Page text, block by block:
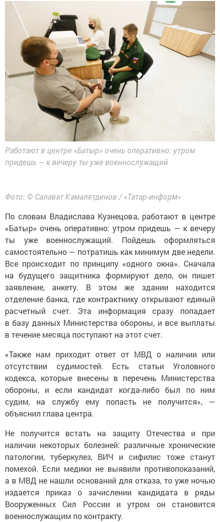
Работают в центре «Батыр» очень оперативно: утром
придешь — к вечеру ты уже военнослужащий
Фото: © Салават Камалетдинов / «Татар-информ»
По словам Владислава Кузнецова, работают в центре
«Батыр» очень оперативно: утром придешь — к вечеру
ты уже военнослужащий. Пойдешь оформляться
самостоятельно — потратишь как минимум две недели.
Все происходит по принципу «одного окна». Сначала
на будущего защитника формируют дело, он пишет
заявление, анкету. В этом же здании находится
отделение банка, где контрактнику открывают единый
расчетный счет. Эта информация сразу попадает
в базу данных Министерства обороны, и все выплаты
в течение месяца поступают на этот счет.
«Также нам приходит ответ от МВД о наличии или
отсутствии судимостей. Есть статьи Уголовного
кодекса, которые внесены в перечень Министерства
обороны, и если кандидат когда-либо был по ним
судим, на службу ему попасть не получится», —
объяснил глава центра.
Не получится встать на защиту Отечества и при
наличии некоторых болезней: различные хронические
патологии, туберкулез, ВИЧ и сифилис тоже станут
помехой. Если медики не выявили противопоказаний,
а в МВД не нашли оснований для отказа, то уже ночью
издается приказ о зачислении кандидата в ряды
Вооруженных Сил России и утром он становится
военнослужащим по контракту.